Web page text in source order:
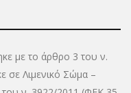
με το άρθρο 3 του ν.
σε Λιμενικό Σώμα –